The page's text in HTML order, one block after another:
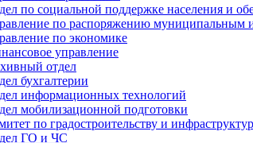
по социальной поддержке населения и
по распоряжению муниципальным
по экономике
управление
отдел
бухгалтерии
информационных технологий
мобилизационной подготовки
по градостроительству и
ГО и ЧС